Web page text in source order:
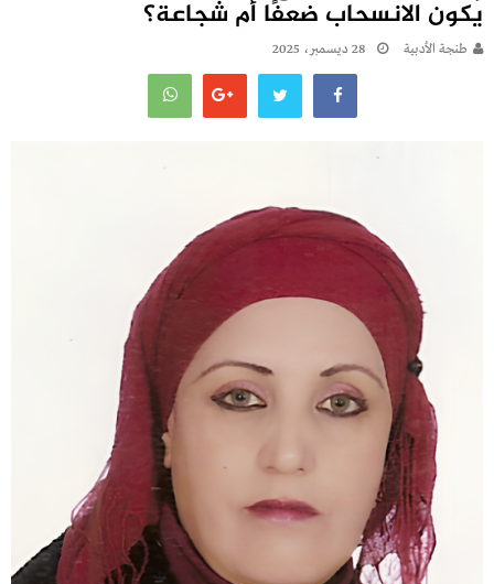
يكون الانسحاب ضعفًا أم شجاعة؟
طنجة الأدبية 28 ديسمبر، 2025